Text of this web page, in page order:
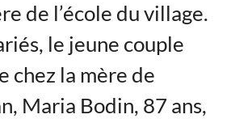
de l’école du village.
le jeune couple
chez la mère de
Maria Bodin, 87 ans,